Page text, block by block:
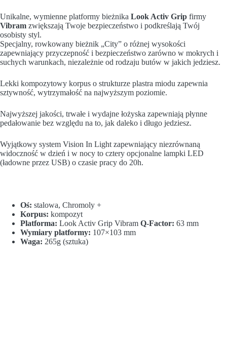
Unikalne, wymienne platformy bieżnika Look Activ Grip firmy
Vibram zwiększają Twoje bezpieczeństwo i podkreślają Twój
osobisty styl.
Specjalny, rowkowany bieżnik „City” o różnej wysokości
zapewniający przyczepność i bezpieczeństwo zarówno w mokrych i
suchych warunkach, niezależnie od rodzaju butów w jakich jedziesz.
Lekki kompozytowy korpus o strukturze plastra miodu zapewnia
sztywność, wytrzymałość na najwyższym poziomie.
Najwyższej jakości, trwałe i wydajne łożyska zapewniają płynne
pedałowanie bez względu na to, jak daleko i długo jedziesz.
Wyjątkowy system Vision In Light zapewniający niezrównaną
widoczność w dzień i w nocy to cztery opcjonalne lampki LED
(ładowne przez USB) o czasie pracy do 20h.
Oś: stalowa, Chromoly +
Korpus: kompozyt
Platforma: Look Activ Grip Vibram Q-Factor: 63 mm
Wymiary platformy: 107×103 mm
Waga: 265g (sztuka)